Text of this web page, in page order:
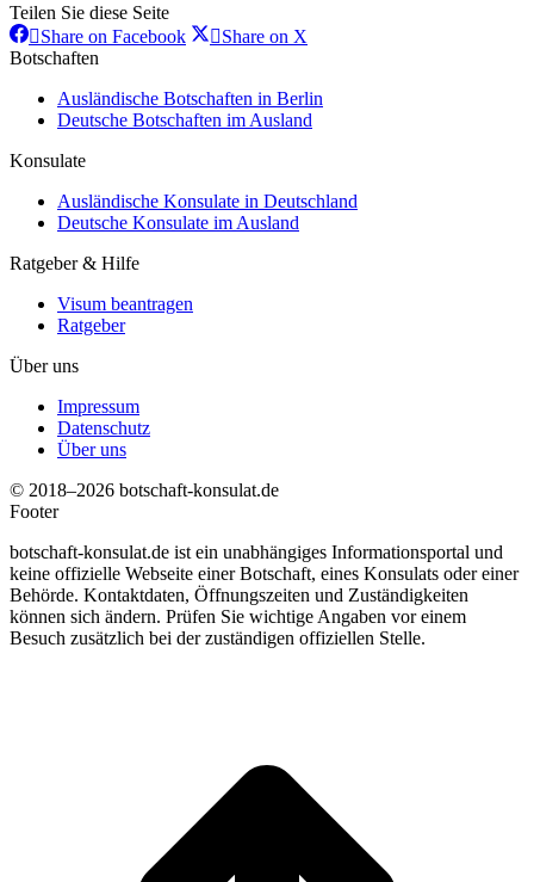
Teilen Sie diese Seite
Share on FacebookShareShare on X
Botschaften
Ausländische Botschaften in Berlin
Deutsche Botschaften im Ausland
Konsulate
Ausländische Konsulate in Deutschland
Deutsche Konsulate im Ausland
Ratgeber & Hilfe
Visum beantragen
Ratgeber
Über uns
Impressum
Datenschutz
Über uns
© 2018–2026 botschaft-konsulat.de
Footer
botschaft-konsulat.de ist ein unabhängiges Informationsportal und
keine offizielle Webseite einer Botschaft, eines Konsulats oder einer
Behörde. Kontaktdaten, Öffnungszeiten und Zuständigkeiten
können sich ändern. Prüfen Sie wichtige Angaben vor einem
Besuch zusätzlich bei der zuständigen offiziellen Stelle.